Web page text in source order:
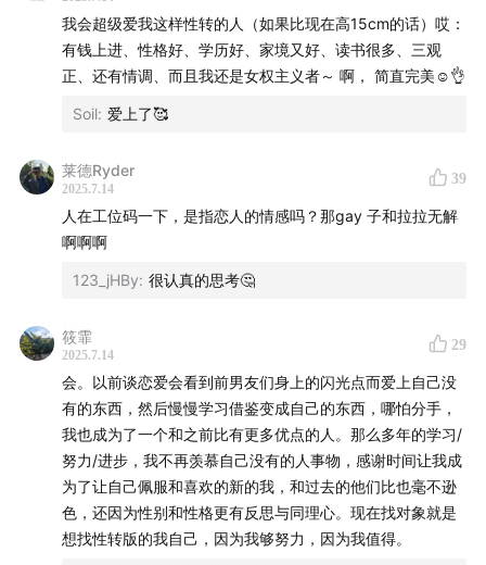
/Staff/
如果您想参与话题征集，请留意两位主播的微博
/联系我们/
以下渠道均可收听我们的节目：
小宇宙 | QQ音乐 | 荔枝FM | 苹果播客
网易云音乐 |喜马拉雅 | 蜻蜓FM
我会超级爱我这样性转的人（如果比现在高15cm的话）哎：
有钱上进、性格好、学历好、家境又好、读书很多、三观
正、还有情调、而且我还是女权主义者～ 啊， 简直完美☺️👌
Soil: 爱上了🥰
莱德Ryder
2025.7.14
39
人在工位码一下，是指恋人的情感吗？那gay 子和拉拉无解
啊啊啊
123_jHBy: 很认真的思考🤔
筱霏
2025.7.14
29
会。以前谈恋爱会看到前男友们身上的闪光点而爱上自己没
有的东西，然后慢慢学习借鉴变成自己的东西，哪怕分手，
我也成为了一个和之前比有更多优点的人。那么多年的学习/
努力/进步，我不再羡慕自己没有的人事物，感谢时间让我成
为了让自己佩服和喜欢的新的我，和过去的他们比也毫不逊
色，还因为性别和性格更有反思与同理心。现在找对象就是
想找性转版的我自己，因为我够努力，因为我值得。